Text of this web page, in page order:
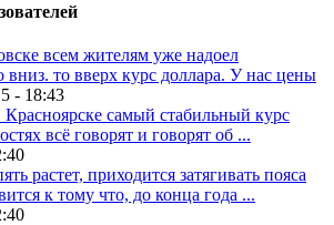
всем жителям уже надоел
то вверх курс доллара. У нас цены
- 18:43
самый стабильный курс
всё говорят и говорят об ...
растет, приходится затягивать пояса
к тому что, до конца года ...